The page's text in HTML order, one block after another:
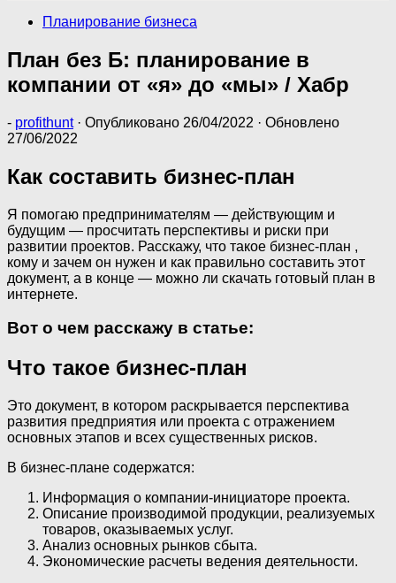
Планирование бизнеса
План без Б: планирование в
компании от «я» до «мы» / Хабр
- profithunt · Опубликовано 26/04/2022 · Обновлено
27/06/2022
Как составить бизнес-план
Я помогаю предпринимателям — действующим и
будущим — просчитать перспективы и риски при
развитии проектов. Расскажу, что такое бизнес-план ,
кому и зачем он нужен и как правильно составить этот
документ, а в конце — можно ли скачать готовый план в
интернете.
Вот о чем расскажу в статье:
Что такое бизнес-план
Это документ, в котором раскрывается перспектива
развития предприятия или проекта с отражением
основных этапов и всех существенных рисков.
В бизнес-плане содержатся:
Информация о компании-инициаторе проекта.
Описание производимой продукции, реализуемых
товаров, оказываемых услуг.
Анализ основных рынков сбыта.
Экономические расчеты ведения деятельности.